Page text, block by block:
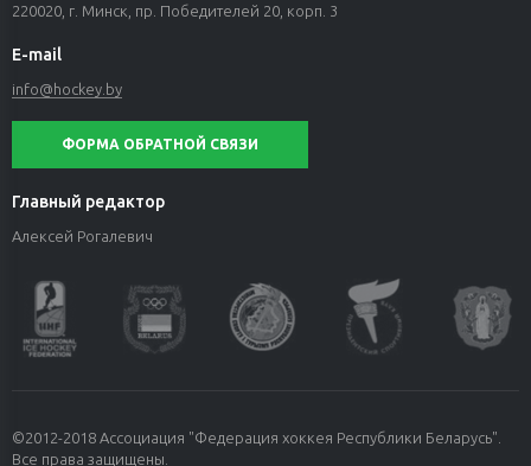
220020, г. Минск, пр. Победителей 20, корп. 3
E-mail
info@hockey.by
ФОРМА ОБРАТНОЙ СВЯЗИ
Главный редактор
Алексей Рогалевич
©2012-2018 Ассоциация "Федерация хоккея Республики Беларусь".
Все права защищены.